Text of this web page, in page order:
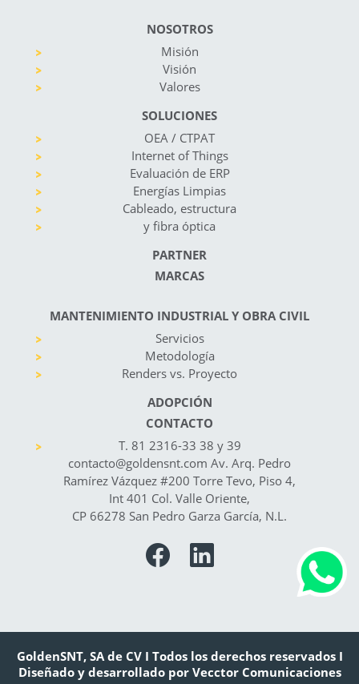
NOSOTROS
Misión
Visión
Valores
SOLUCIONES
OEA / CTPAT
Internet of Things
Evaluación de ERP
Energías Limpias
Cableado, estructura
y fibra óptica
PARTNER
MARCAS
MANTENIMIENTO INDUSTRIAL Y OBRA CIVIL
Servicios
Metodología
Renders vs. Proyecto
ADOPCIÓN
CONTACTO
T. 81 2316-33 38 y 39
contacto@goldensnt.com Av. Arq. Pedro
Ramírez Vázquez #200 Torre Tevo, Piso 4,
Int 401 Col. Valle Oriente,
CP 66278 San Pedro Garza García, N.L.
GoldenSNT, SA de CV I Todos los derechos reservados I
Diseñado y desarrollado por Vecctor Comunicaciones